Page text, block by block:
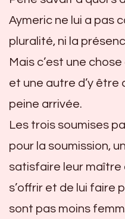
Aymeric ne lui a pas
pluralité, ni la
Mais c’est une
et une autre d’y
peine arrivée.
Les trois soumises
pour la soumission,
satisfaire leur maître
s’offrir et de lui faire
sont pas moins